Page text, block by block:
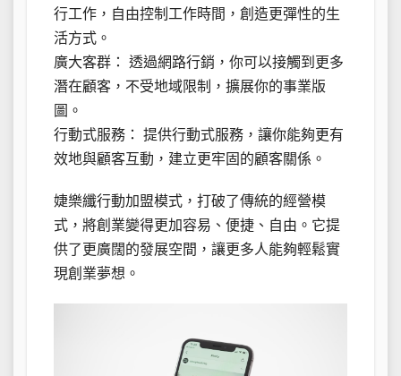
行工作，自由控制工作時間，創造更彈性的生
活方式。
廣大客群： 透過網路行銷，你可以接觸到更多
潛在顧客，不受地域限制，擴展你的事業版
圖。
行動式服務： 提供行動式服務，讓你能夠更有
效地與顧客互動，建立更牢固的顧客關係。
婕樂纖行動加盟模式，打破了傳統的經營模
式，將創業變得更加容易、便捷、自由。它提
供了更廣闊的發展空間，讓更多人能夠輕鬆實
現創業夢想。